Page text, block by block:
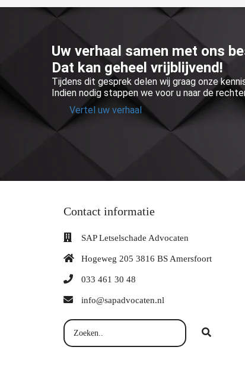
Uw verhaal samen met ons
Dat kan geheel vrijblijvend!
Tijdens dit gesprek delen wij graag onze
Indien nodig stappen we voor u naar de
Vertel uw verhaal
Contact informatie
SAP Letselschade Advocaten
Hogeweg 205 3816 BS Amersfoort
033 461 30 48
info@sapadvocaten.nl